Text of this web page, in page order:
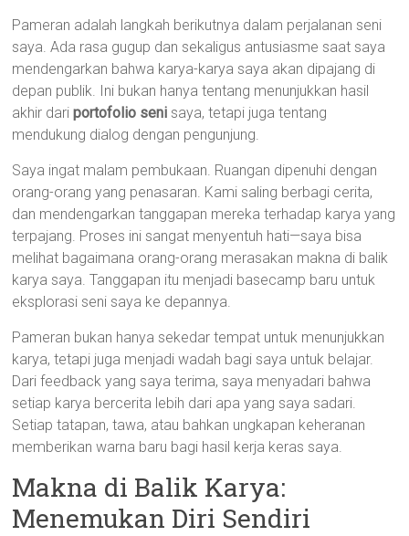
Pameran adalah langkah berikutnya dalam perjalanan seni
saya. Ada rasa gugup dan sekaligus antusiasme saat saya
mendengarkan bahwa karya-karya saya akan dipajang di
depan publik. Ini bukan hanya tentang menunjukkan hasil
akhir dariportofolio seni saya, tetapi juga tentang
mendukung dialog dengan pengunjung.
Saya ingat malam pembukaan. Ruangan dipenuhi dengan
orang-orang yang penasaran. Kami saling berbagi cerita,
dan mendengarkan tanggapan mereka terhadap karya yang
terpajang. Proses ini sangat menyentuh hati—saya bisa
melihat bagaimana orang-orang merasakan makna di balik
karya saya. Tanggapan itu menjadi basecamp baru untuk
eksplorasi seni saya ke depannya.
Pameran bukan hanya sekedar tempat untuk menunjukkan
karya, tetapi juga menjadi wadah bagi saya untuk belajar.
Dari feedback yang saya terima, saya menyadari bahwa
setiap karya bercerita lebih dari apa yang saya sadari.
Setiap tatapan, tawa, atau bahkan ungkapan keheranan
memberikan warna baru bagi hasil kerja keras saya.
Makna di Balik Karya:
Menemukan Diri Sendiri